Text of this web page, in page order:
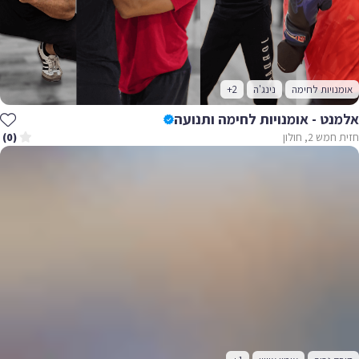
לחימה נינג'ה +2
- אומנויות לחימה ותנועה
2, חולון